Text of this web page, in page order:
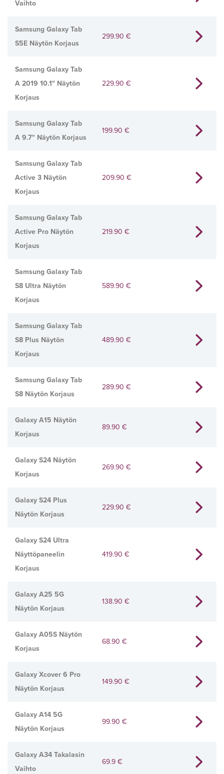
Vaihto
Samsung Galaxy Tab
S5E Näytön Korjaus
299.90 €
Samsung Galaxy Tab
A 2019 10.1" Näytön
Korjaus
229.90 €
Samsung Galaxy Tab
A 9.7" Näytön Korjaus
199.90 €
Samsung Galaxy Tab
Active 3 Näytön
Korjaus
209.90 €
Samsung Galaxy Tab
Active Pro Näytön
Korjaus
219.90 €
Samsung Galaxy Tab
S8 Ultra Näytön
Korjaus
589.90 €
Samsung Galaxy Tab
S8 Plus Näytön
Korjaus
489.90 €
Samsung Galaxy Tab
S8 Näytön Korjaus
289.90 €
Galaxy A15 Näytön
Korjaus
89.90 €
Galaxy S24 Näytön
Korjaus
269.90 €
Galaxy S24 Plus
Näytön Korjaus
229.90 €
Galaxy S24 Ultra
Näyttöpaneelin
Korjaus
419.90 €
Galaxy A25 5G
Näytön Korjaus
138.90 €
Galaxy A05S Näytön
Korjaus
68.90 €
Galaxy Xcover 6 Pro
Näytön Korjaus
149.90 €
Galaxy A14 5G
Näytön Korjaus
99.90 €
Galaxy A34 Takalasin
Vaihto
69.9 €